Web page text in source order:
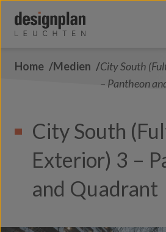
Über Uns
Produkte
Kontakt
Home Medien
City South
– Pantheon
City South
Exterior) 3 –
and Quadrant